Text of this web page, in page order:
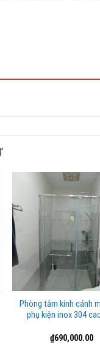
Phòng tắm kính cánh
phụ kiện inox 304
₫690,000.00